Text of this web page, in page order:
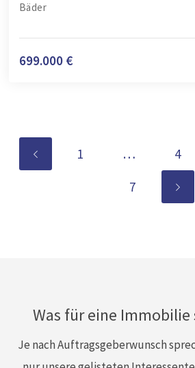
Bäder
699.000 €
1 … 4
7
Was für eine Immobilie
Je nach Auftragsgeberwunsch